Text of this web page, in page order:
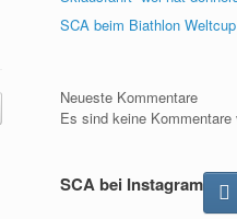
SCA beim Biathlon
Neueste Kommentare
Es sind keine Kommentare
SCA bei Instagram